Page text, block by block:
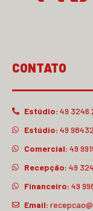
CONTATO
Estúdio: 49
Estúdio: 49
Comercial: 49
Recepção: 49
Financeiro: 49
Email: